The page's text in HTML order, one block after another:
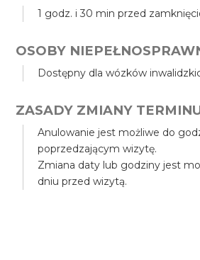
1 godz. i 30 min przed
OSOBY
Dostępny dla wózków
ZASADY ZMIANY
Anulowanie jest możliwe do
poprzedzającym wizytę.
Zmiana daty lub godziny jest
dniu przed wizytą.